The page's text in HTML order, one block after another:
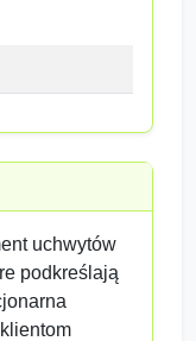
uchwytów
podkreślają